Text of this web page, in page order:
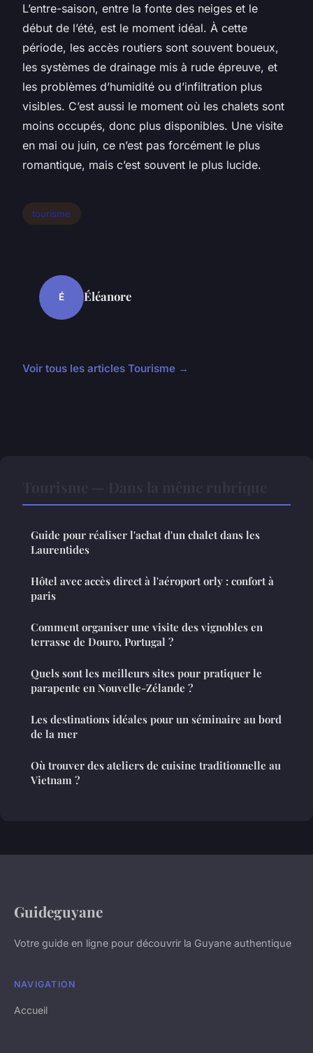
L’entre-saison, entre la fonte des neiges et le
début de l’été, est le moment idéal. À cette
période, les accès routiers sont souvent boueux,
les systèmes de drainage mis à rude épreuve, et
les problèmes d’humidité ou d’infiltration plus
visibles. C’est aussi le moment où les chalets sont
moins occupés, donc plus disponibles. Une visite
en mai ou juin, ce n’est pas forcément le plus
romantique, mais c’est souvent le plus lucide.
tourisme
É Éléanore
Voir tous les articles Tourisme →
Guide pour réaliser l'achat d'un chalet dans les
Laurentides
Hôtel avec accès direct à l'aéroport orly : confort à
paris
Comment organiser une visite des vignobles en
terrasse de Douro, Portugal ?
Quels sont les meilleurs sites pour pratiquer le
parapente en Nouvelle-Zélande ?
Les destinations idéales pour un séminaire au bord
de la mer
Où trouver des ateliers de cuisine traditionnelle au
Vietnam ?
Guideguyane
Votre guide en ligne pour découvrir la Guyane authentique
NAVIGATION
Accueil